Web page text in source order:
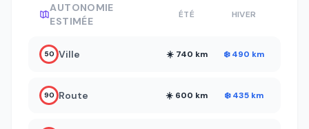
AUTONOMIE
ESTIMÉE
ÉTÉ HIVER
50 Ville ☀️ 740 km ❄️ 490 km
90 Route ☀️ 600 km ❄️ 435 km